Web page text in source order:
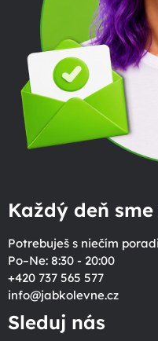
Každý deň
Potrebuješ s niečím
Po–Ne: 8:30 - 20:00
+420 737 565 577
info@jabkolevne.cz
Sleduj nás